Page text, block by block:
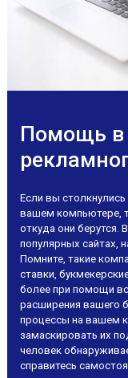
Помощь в
Если вы
вашем компьютере,
откуда они берутся.
популярных сайтах,
Помните, такие
ставки,
более при помощи
расширения вашего
процессы на вашем
замаскировать их
человек
справитесь